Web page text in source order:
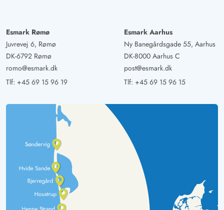
Esmark Rømø
Juvrevej 6, Rømø
DK-6792 Rømø
romo@esmark.dk
Tlf: +45 69 15 96 19
Esmark Aarhus
Ny Banegårdsgade 55, Aarhus
DK-8000 Aarhus C
post@esmark.dk
Tlf: +45 69 15 96 15